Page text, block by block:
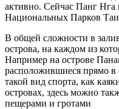
активно. Сейчас Панг
Национальных Парков
В общей сложности в
острова, на каждом из
Например на острове
расположившиеся прямо в
такой вид спорта, как
островах, здесь можно
пещерами и гротами